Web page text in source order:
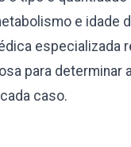
e idade
especializada
para determinar
caso.